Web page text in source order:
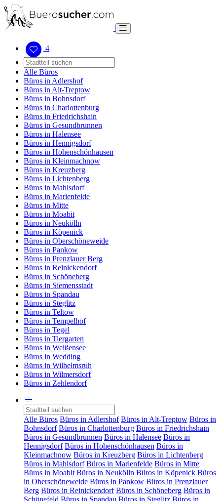
4
Alle Büros
Büros in Adlershof
Büros in Alt-Treptow
Büros in Bohnsdorf
Büros in Charlottenburg
Büros in Friedrichshain
Büros in Gesundbrunnen
Büros in Halensee
Büros in Hennigsdorf
Büros in Hohenschönhausen
Büros in Kleinmachnow
Büros in Kreuzberg
Büros in Lichtenberg
Büros in Mahlsdorf
Büros in Marienfelde
Büros in Mitte
Büros in Moabit
Büros in Neukölln
Büros in Köpenick
Büros in Oberschöneweide
Büros in Pankow
Büros in Prenzlauer Berg
Büros in Reinickendorf
Büros in Schöneberg
Büros in Siemensstadt
Büros in Spandau
Büros in Steglitz
Büros in Teltow
Büros in Tempelhof
Büros in Tegel
Büros in Tiergarten
Büros in Weißensee
Büros in Wedding
Büros in Wilhelmsruh
Büros in Wilmersdorf
Büros in Zehlendorf
Alle Büros Büros in Adlershof Büros in Alt-Treptow Büros in
Bohnsdorf Büros in Charlottenburg Büros in Friedrichshain
Büros in Gesundbrunnen Büros in Halensee Büros in
Hennigsdorf Büros in Hohenschönhausen Büros in
Kleinmachnow Büros in Kreuzberg Büros in Lichtenberg
Büros in Mahlsdorf Büros in Marienfelde Büros in Mitte
Büros in Moabit Büros in Neukölln Büros in Köpenick Büros
in Oberschöneweide Büros in Pankow Büros in Prenzlauer
Berg Büros in Reinickendorf Büros in Schöneberg Büros in
Schönefeld Büros in Spandau Büros in Steglitz Büros in